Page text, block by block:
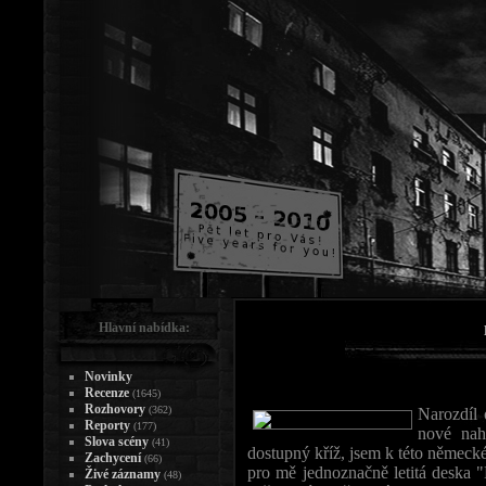
Narozdíl
nové
dostupný kříž, jsem k této
pro mě jednoznačně letitá deska
Hlavní nabídka:
Novinky
Recenze (1645)
Rozhovory (362)
Reporty (177)
Slova scény (41)
Zachycení (66)
Živé záznamy (48)